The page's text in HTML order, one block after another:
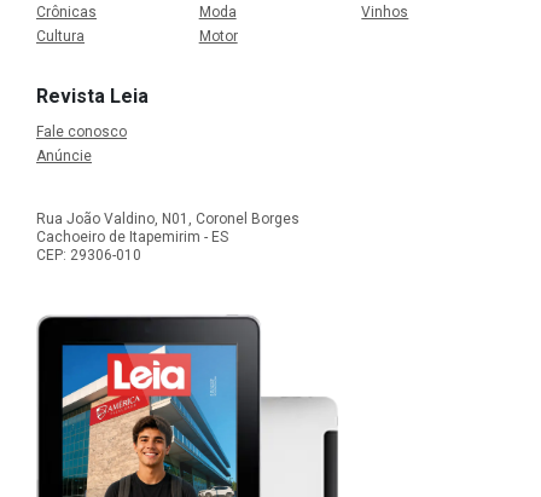
Crônicas
Cultura
Moda
Motor
Vinhos
Revista Leia
Fale conosco
Anúncie
Rua João Valdino, N01, Coronel Borges
Cachoeiro de Itapemirim - ES
CEP: 29306-010